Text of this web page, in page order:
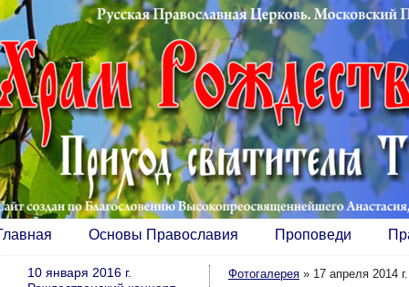
Основы Православия Проповеди
Фотогалерея » 17 апреля 2014
10 января 2016 г.